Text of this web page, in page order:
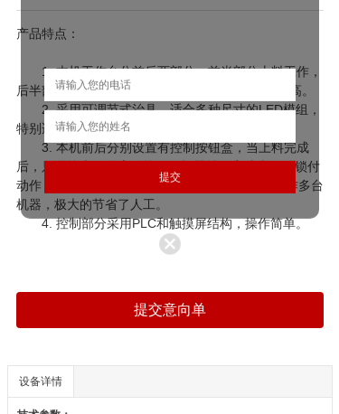
产品特点：
1. 本机工作台分前后两部分，前半部分上料工作，
后半部分下料，采用4把电批同时锁付，锁付效率高。
2. 采用可调节式治具，适合多种尺寸的LED模组，
特别适合于多品种少批量的生产场合。
3. 本机前后分别设置有控制按钮盒，当上料完成
后，只需按本侧的启动按钮，机器就可完成本侧的锁付
动作，因此多机并列排布时， 一个人可以同时操作多台
机器，极大的节省了人工。
4. 控制部分采用PLC和触摸屏结构，操作简单。
提交意向单
设备详情